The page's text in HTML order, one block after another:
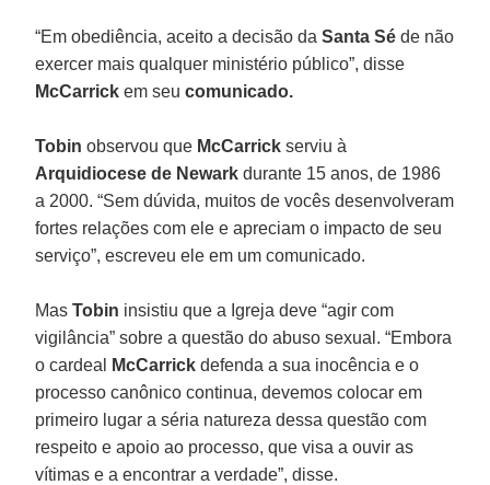
“Em obediência, aceito a decisão daSanta Sé de não
exercer mais qualquer ministério público”, disse
McCarrick em seucomunicado.
Tobin observou que McCarrick serviu à
Arquidiocese de Newark durante 15 anos, de 1986
a 2000. “Sem dúvida, muitos de vocês desenvolveram
fortes relações com ele e apreciam o impacto de seu
serviço”, escreveu ele em um comunicado.
MasTobin insistiu que a Igreja deve “agir com
vigilância” sobre a questão do abuso sexual. “Embora
o cardeal
McCarrick defenda a sua inocência e o
processo canônico continua, devemos colocar em
primeiro lugar a séria natureza dessa questão com
respeito e apoio ao processo, que visa a ouvir as
vítimas e a encontrar a verdade”, disse.